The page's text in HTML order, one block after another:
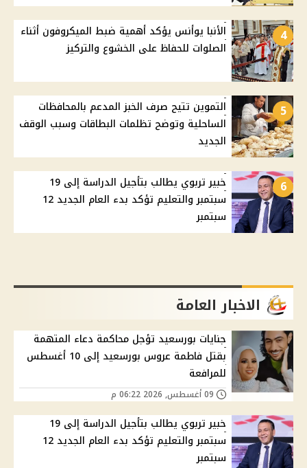
4
الأنبا يوأنس يؤكد أهمية ضبط الميكروفون أثناء
الصلوات للحفاظ على الخشوع والتركيز
5
التموين تتيح صرف الخبز المدعم بالمحافظات
الساحلية وتوضح تظلمات البطاقات وسبب الوقف
الجديد
6
خبير تربوي يطالب بتأجيل الدراسة إلى 19
سبتمبر والتعليم تؤكد بدء العام الجديد 12
سبتمبر
الاخبار العامة
جنايات بورسعيد تؤجل محاكمة دعاء المتهمة
بقتل فاطمة عروس بورسعيد إلى 10 أغسطس
للمرافعة
خبير تربوي يطالب بتأجيل الدراسة إلى 19
سبتمبر والتعليم تؤكد بدء العام الجديد 12
سبتمبر